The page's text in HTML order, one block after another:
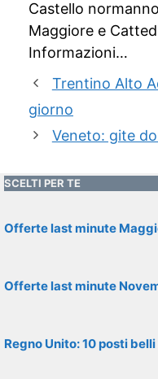
Castello
Maggiore e
Informazioni…
Trentino Alto
giorno
Veneto: gite
SCELTI PER TE
Offerte last minute
Offerte last minute
Regno Unito: 10 posti